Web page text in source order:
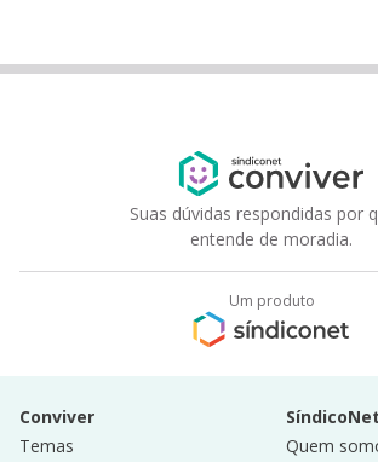
Suas dúvidas respondidas por
entende de moradia.
Um produto
Conviver
Temas
SíndicoNet
Quem